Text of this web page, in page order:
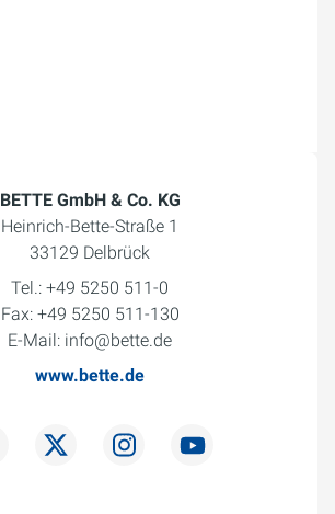
BETTE GmbH & Co. KG
Heinrich-Bette-Straße 1
33129 Delbrück
Tel.: +49 5250 511-0
Fax: +49 5250 511-130
E-Mail: info@bette.de
www.bette.de